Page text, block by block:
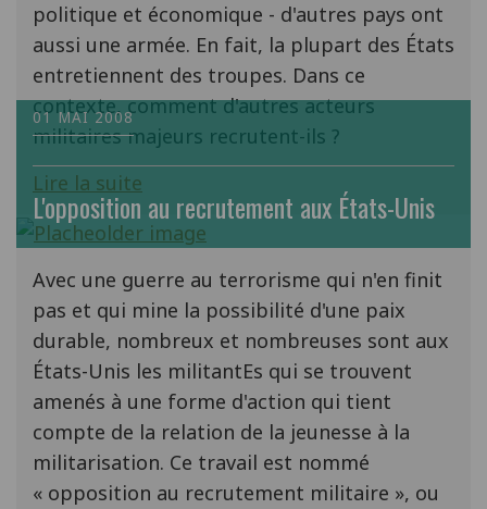
politique et économique - d'autres pays ont
aussi une armée. En fait, la plupart des États
entretiennent des troupes. Dans ce
contexte, comment d'autres acteurs
militaires majeurs recrutent-ils ?
Lire la suite
01 MAI 2008
L'opposition au recrutement aux États-Unis
Avec une guerre au terrorisme qui n'en finit
pas et qui mine la possibilité d'une paix
durable, nombreux et nombreuses sont aux
États-Unis les militantEs qui se trouvent
amenés à une forme d'action qui tient
compte de la relation de la jeunesse à la
militarisation. Ce travail est nommé
« opposition au recrutement militaire », ou